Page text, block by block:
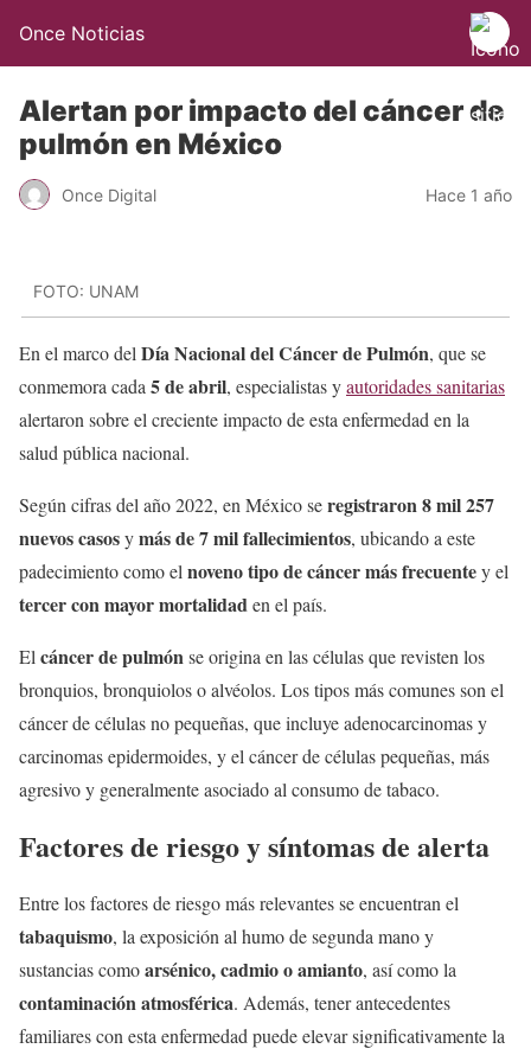
Once Noticias
Alertan por impacto del cáncer de
pulmón en México
Once Digital Hace 1 año
FOTO: UNAM
En el marco del Día Nacional del Cáncer de Pulmón, que se
conmemora cada 5 de abril, especialistas yautoridades sanitarias
alertaron sobre el creciente impacto de esta enfermedad en la
salud pública nacional.
Según cifras del año 2022, en México seregistraron 8 mil 257
nuevos casosymás de 7 mil fallecimientos, ubicando a este
padecimiento como el noveno tipo de cáncer más frecuentey el
tercer con mayor mortalidaden el país.
El cáncer de pulmónse origina en las células que revisten los
bronquios, bronquiolos o alvéolos. Los tipos más comunes son el
cáncer de células no pequeñas, que incluye adenocarcinomas y
carcinomas epidermoides, y el cáncer de células pequeñas, más
agresivo y generalmente asociado al consumo de tabaco.
Factores de riesgo y síntomas de alerta
Entre los factores de riesgo más relevantes se encuentran el
tabaquismo, la exposición al humo de segunda mano y
sustancias comoarsénico, cadmio o amianto, así como la
contaminación atmosférica. Además, tener antecedentes
familiares con esta enfermedad puede elevar significativamente la